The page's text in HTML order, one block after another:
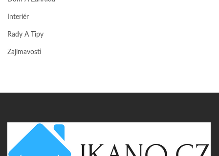
Interiér
Rady A Tipy
Zajímavosti